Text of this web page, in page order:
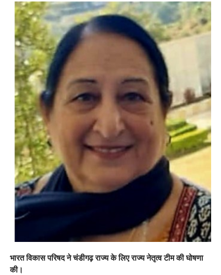
भारत विकास परिषद ने चंडीगढ़ राज्य के लिए राज्य नेतृत्व टीम की घोषणा
की।
2
*नगर निगम चुनाव से पहले चंडीगढ़ कांग्रेस का संगठन
सृजन अभियान तेज, प्रदेश से लेकर ब्लॉक स्तर तक व्यापक
मंथन
August 10, 2026
3
सीआईआई-आईडब्ल्यूएन ने महिला उद्यमियों और
प्रोफेशनल्स के लिए आयोजित की हैंड्स-ऑन एआई वर्कशॉप